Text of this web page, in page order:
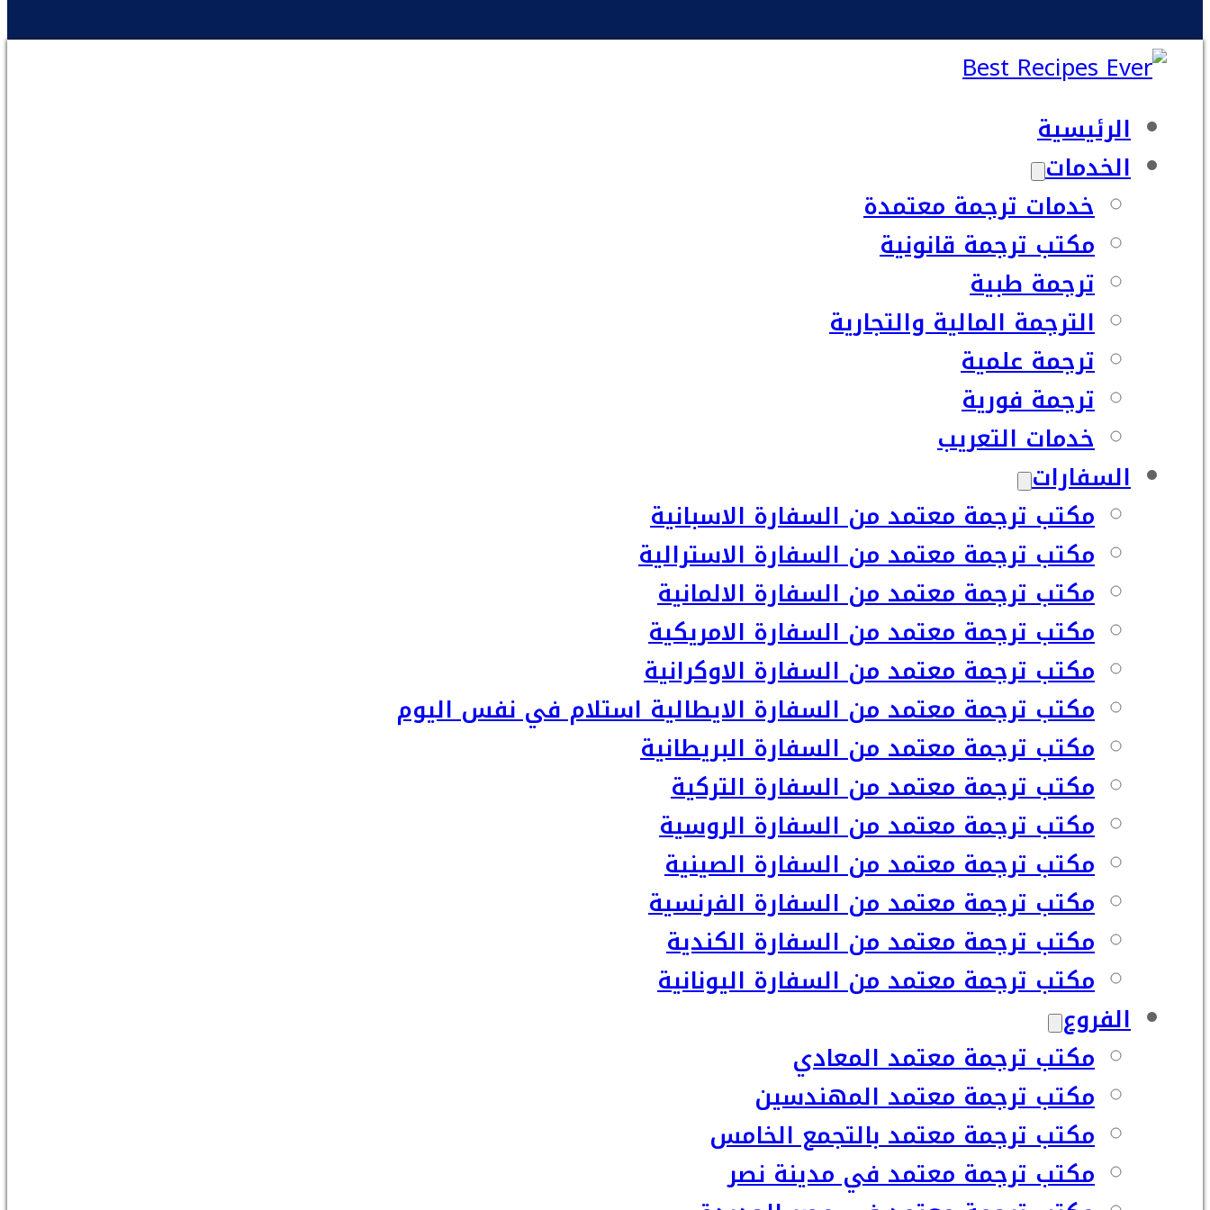
الرئيسية
الخدمات
خدمات ترجمة معتمدة
مكتب ترجمة قانونية
ترجمة طبية
الترجمة المالية والتجارية
ترجمة علمية
ترجمة فورية
خدمات التعريب
السفارات
مكتب ترجمة معتمد من السفارة الاسبانية
مكتب ترجمة معتمد من السفارة الاسترالية
مكتب ترجمة معتمد من السفارة الالمانية
مكتب ترجمة معتمد من السفارة الامريكية
مكتب ترجمة معتمد من السفارة الاوكرانية
مكتب ترجمة معتمد من السفارة الايطالية استلام في نفس اليوم
مكتب ترجمة معتمد من السفارة البريطانية
مكتب ترجمة معتمد من السفارة التركية
مكتب ترجمة معتمد من السفارة الروسية
مكتب ترجمة معتمد من السفارة الصينية
مكتب ترجمة معتمد من السفارة الفرنسية
مكتب ترجمة معتمد من السفارة الكندية
مكتب ترجمة معتمد من السفارة اليونانية
الفروع
مكتب ترجمة معتمد المعادي
مكتب ترجمة معتمد المهندسين
مكتب ترجمة معتمد بالتجمع الخامس
مكتب ترجمة معتمد في مدينة نصر